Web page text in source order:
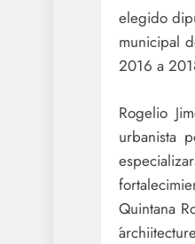
elegido
municipal
2016 a
Rogelio
urbanista
Quintana